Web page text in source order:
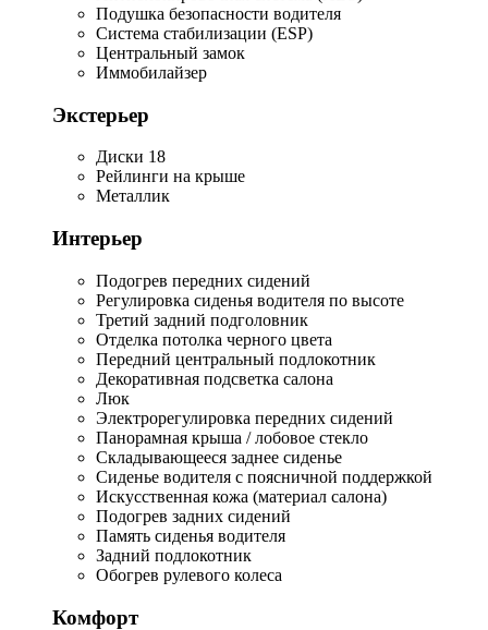
Подушка безопасности водителя
Система стабилизации (ESP)
Центральный замок
Иммобилайзер
Экстерьер
Диски 18
Рейлинги на крыше
Металлик
Интерьер
Подогрев передних сидений
Регулировка сиденья водителя по высоте
Третий задний подголовник
Отделка потолка черного цвета
Передний центральный подлокотник
Декоративная подсветка салона
Люк
Электрорегулировка передних сидений
Панорамная крыша / лобовое стекло
Складывающееся заднее сиденье
Сиденье водителя с поясничной поддержкой
Искусственная кожа (материал салона)
Подогрев задних сидений
Память сиденья водителя
Задний подлокотник
Обогрев рулевого колеса
Комфорт